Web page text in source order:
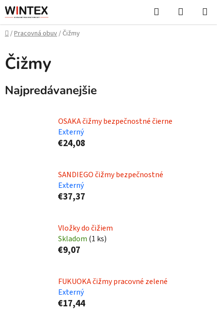
Prejsť
na
obsah
Hľadať
KOŠÍK
Domov
/Pracovná obuv/ Čižmy
Čižmy
Najpredávanejšie
OSAKA čižmy bezpečnostné čierne
Externý
€24,08
SANDIEGO čižmy bezpečnostné
Externý
€37,37
Vložky do čižiem
Skladom (1 ks)
€9,07
FUKUOKA čižmy pracovné zelené
Externý
€17,44